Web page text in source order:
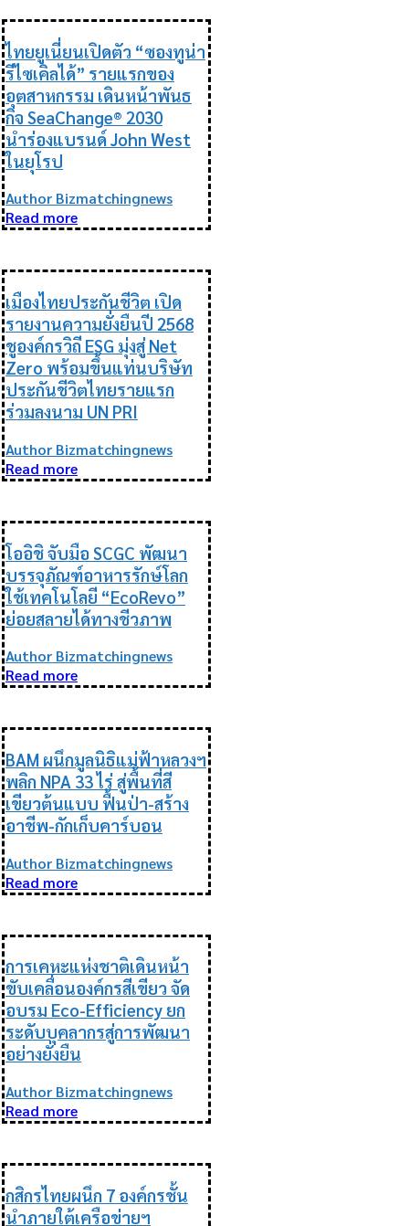
ไทยยูเนี่ยนเปิดตัว “ซองทูน่า
รีไซเคิลได้” รายแรกของ
อุตสาหกรรม เดินหน้าพันธ
กิจ SeaChange® 2030
นำร่องแบรนด์ John West
ในยุโรป
Author Bizmatchingnews
Read more
เมืองไทยประกันชีวิต เปิด
รายงานความยั่งยืนปี 2568
ชูองค์กรวิถี ESG มุ่งสู่ Net
Zero พร้อมขึ้นแท่นบริษัท
ประกันชีวิตไทยรายแรก
ร่วมลงนาม UN PRI
Author Bizmatchingnews
Read more
โออิชิ จับมือ SCGC พัฒนา
บรรจุภัณฑ์อาหารรักษ์โลก
ใช้เทคโนโลยี “EcoRevo”
ย่อยสลายได้ทางชีวภาพ
Author Bizmatchingnews
Read more
BAM ผนึกมูลนิธิแม่ฟ้าหลวงฯ
พลิก NPA 33 ไร่ สู่พื้นที่สี
เขียวต้นแบบ ฟื้นป่า-สร้าง
อาชีพ-กักเก็บคาร์บอน
Author Bizmatchingnews
Read more
การเคหะแห่งชาติเดินหน้า
ขับเคลื่อนองค์กรสีเขียว จัด
อบรม Eco-Efficiency ยก
ระดับบุคลากรสู่การพัฒนา
อย่างยั่งยืน
Author Bizmatchingnews
Read more
กสิกรไทยผนึก 7 องค์กรชั้น
นำภายใต้เครือข่ายฯ